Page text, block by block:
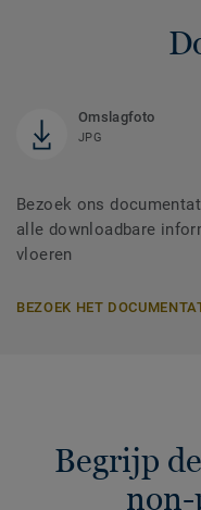
Omslagfoto
JPG
Bezoek ons
alle downloadbare
vloeren
BEZOEK HET
Begrijp
non-